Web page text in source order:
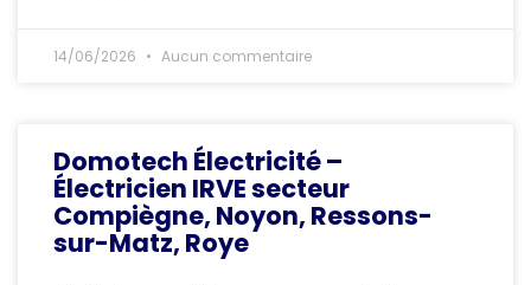
14/06/2026 Aucun commentaire
Domotech Électricité –
Électricien IRVE secteur
Compiègne, Noyon, Ressons-
sur-Matz, Roye